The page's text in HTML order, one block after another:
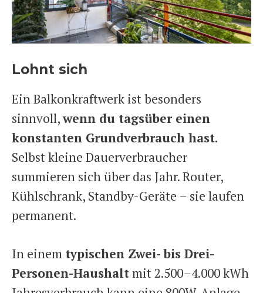
Lohnt sich
Ein Balkonkraftwerk ist besonders
sinnvoll,wenn du tagsüber einen
konstanten Grundverbrauch hast.
Selbst kleine Dauerverbraucher
summieren sich über das Jahr. Router,
Kühlschrank, Standby-Geräte – sie laufen
permanent.
In einem typischen Zwei- bis Drei-
Personen-Haushaltmit 2.500–4.000 kWh